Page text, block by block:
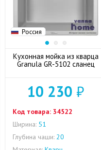
Россия
Кухонная мойка из кварца
Granula GR-5102 сланец
10 230 ₽
Код товара: 34522
Ширина: 51
Глубина чаши: 20